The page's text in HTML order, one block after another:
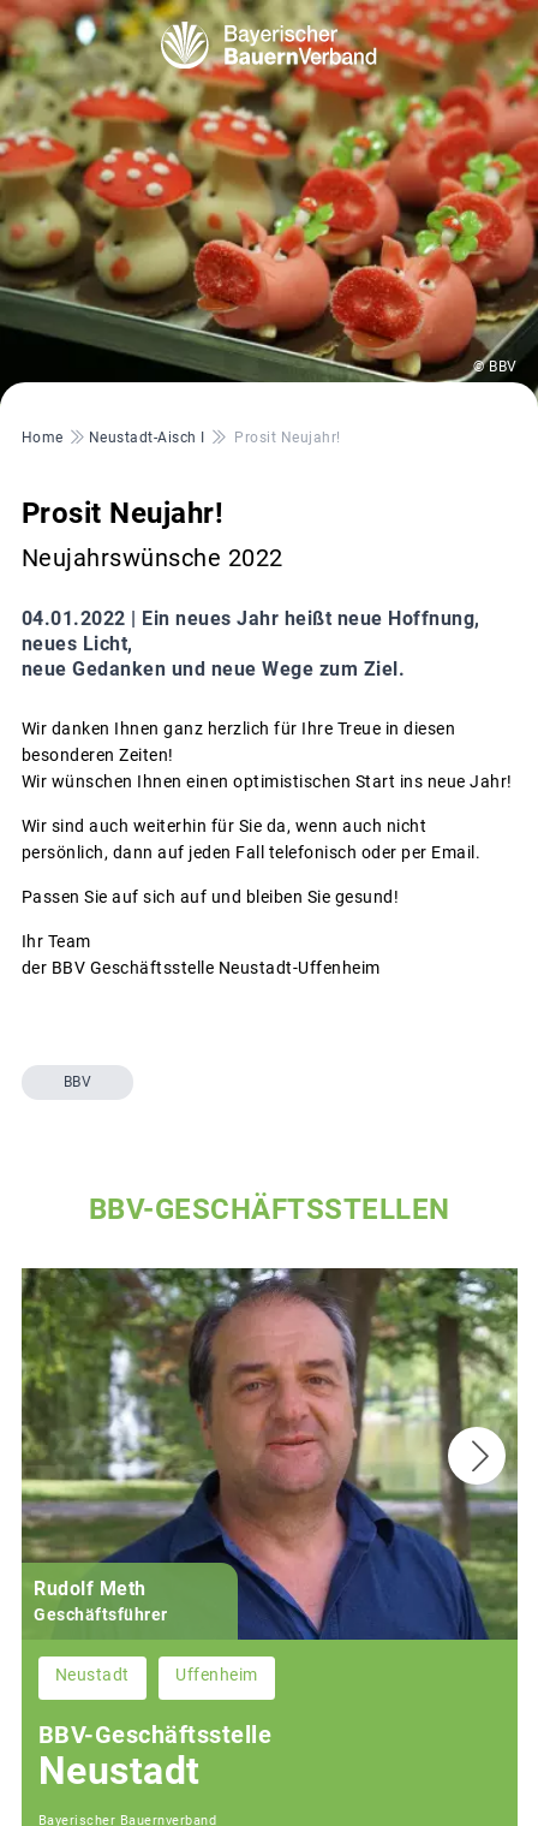
© BBV
Pfadnavigation
Home Neustadt-Aisch I Prosit Neujahr!
Prosit Neujahr!
Neujahrswünsche 2022
04.01.2022 | Ein neues Jahr heißt neue Hoffnung,
neues Licht,
neue Gedanken und neue Wege zum Ziel.
Wir danken Ihnen ganz herzlich für Ihre Treue in diesen
besonderen Zeiten!
Wir wünschen Ihnen einen optimistischen Start ins neue Jahr!
Wir sind auch weiterhin für Sie da, wenn auch nicht
persönlich, dann auf jeden Fall telefonisch oder per Email.
Passen Sie auf sich auf und bleiben Sie gesund!
Ihr Team
der BBV Geschäftsstelle Neustadt-Uffenheim
BBV
BBV-GESCHÄFTSSTELLEN
Rudolf Meth
Geschäftsführer
Neustadt Uffenheim
BBV-Geschäftsstelle
Neustadt
Bayerischer Bauernverband